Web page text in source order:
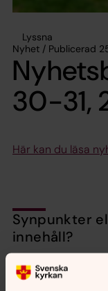
Lyssna
Nyhet / Publicerad
30-31,
Här kan du läsa
Synpunkter
innehåll?
Dela